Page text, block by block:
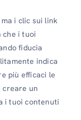
i clic sui link
che i tuoi
fiducia
indica
più efficaci le
creare un
i tuoi contenuti